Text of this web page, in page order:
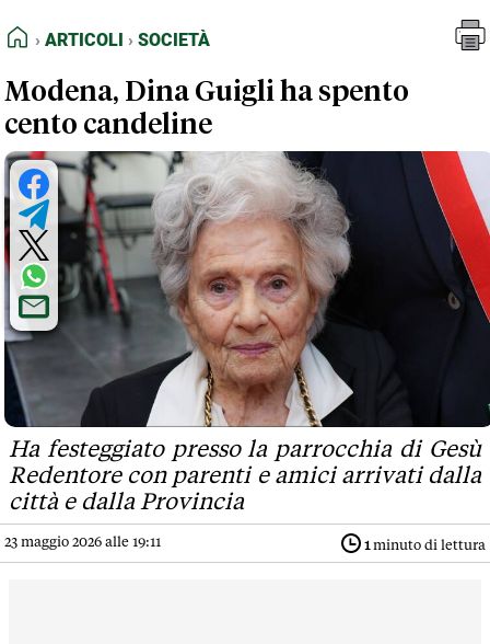
FEED RSS
NORMATIVE DEONTOLOGICHE
TERMINI e CONDIZIONI
HOME
ARTICOLI SOCIETÀ
Modena, Dina Guigli ha spento
cento candeline
Ha festeggiato presso la parrocchia di Gesù
Redentore con parenti e amici arrivati dalla
città e dalla Provincia
23 maggio 2026 alle 19:11 1minuto di lettura